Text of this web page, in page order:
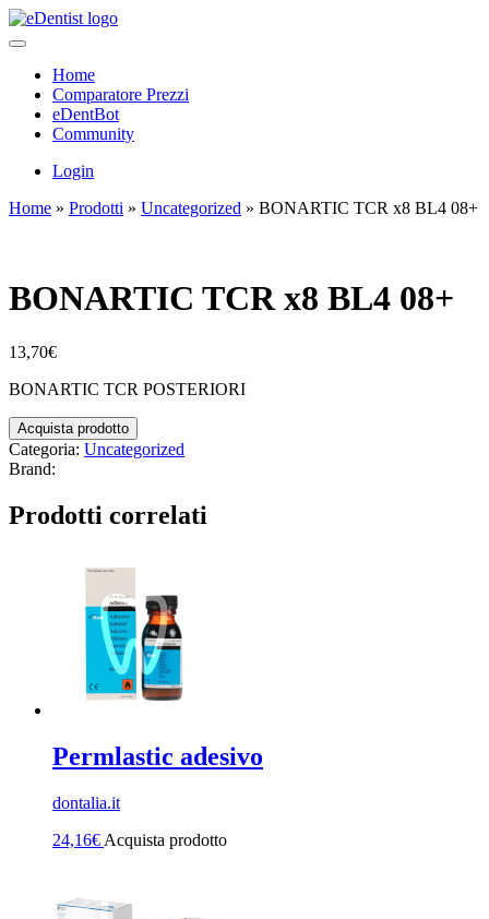
Home
Comparatore Prezzi
eDentBot
Community
Login
Home » Prodotti » Uncategorized » BONARTIC TCR x8 BL4 08+
BONARTIC TCR x8 BL4 08+
13,70€
BONARTIC TCR POSTERIORI
Acquista prodotto
Categoria: Uncategorized
Brand:
Prodotti correlati
Permlastic adesivo
dontalia.it
24,16€ Acquista prodotto